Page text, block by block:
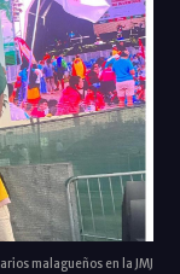
malagueños en la JMJ